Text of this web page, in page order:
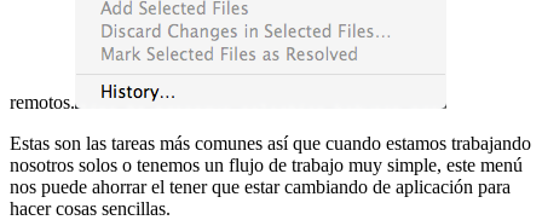
remotos.
Estas son las tareas más comunes así que cuando estamos trabajando
nosotros solos o tenemos un flujo de trabajo muy simple, este menú
nos puede ahorrar el tener que estar cambiando de aplicación para
hacer cosas sencillas.